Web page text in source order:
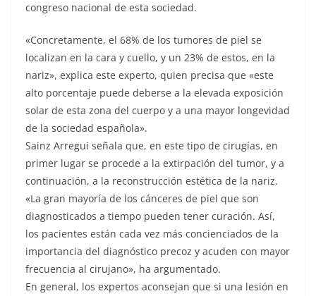
congreso nacional de esta sociedad.
«Concretamente, el 68% de los tumores de piel se
localizan en la cara y cuello, y un 23% de estos, en la
nariz», explica este experto, quien precisa que «este
alto porcentaje puede deberse a la elevada exposición
solar de esta zona del cuerpo y a una mayor longevidad
de la sociedad española».
Sainz Arregui señala que, en este tipo de cirugías, en
primer lugar se procede a la extirpación del tumor, y a
continuación, a la reconstrucción estética de la nariz.
«La gran mayoría de los cánceres de piel que son
diagnosticados a tiempo pueden tener curación. Así,
los pacientes están cada vez más concienciados de la
importancia del diagnóstico precoz y acuden con mayor
frecuencia al cirujano», ha argumentado.
En general, los expertos aconsejan que si una lesión en